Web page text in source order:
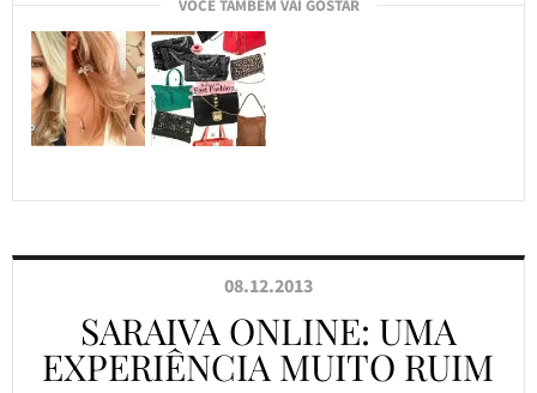
VOCÊ TAMBÉM VAI GOSTAR
08.12.2013
SARAIVA ONLINE: UMA
EXPERIÊNCIA MUITO RUIM